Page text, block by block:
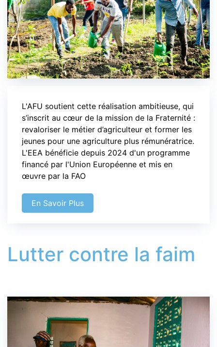
L'AFU soutient cette réalisation ambitieuse, qui
s’inscrit au cœur de la mission de la Fraternité :
revaloriser le métier d’agriculteur et former les
jeunes pour une agriculture plus rémunératrice.
L'EEA bénéficie depuis 2024 d'un programme
financé par l'Union Européenne et mis en
œuvre par la FAO
En Savoir Plus
Lutter contre la faim